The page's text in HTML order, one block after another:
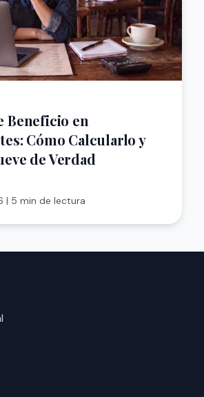
Beneficio en
Cómo Calcularlo y
de Verdad
| 5 min de lectura